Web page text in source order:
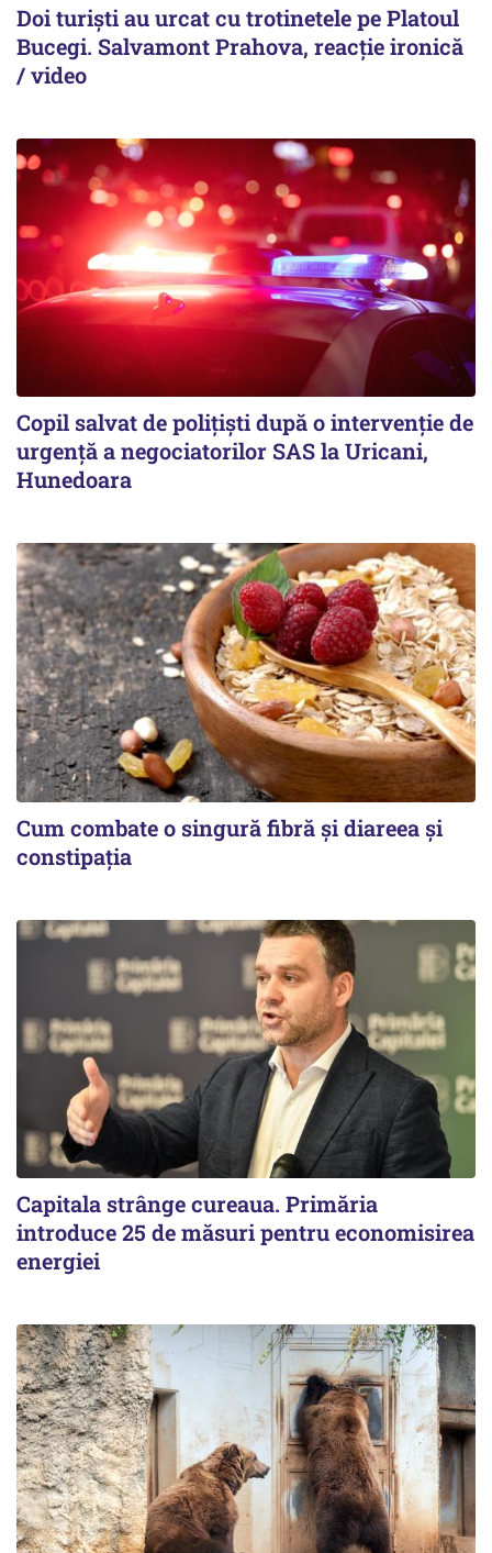
Doi turiști au urcat cu trotinetele pe Platoul
Bucegi. Salvamont Prahova, reacție ironică
/ video
Copil salvat de polițiști după o intervenție de
urgență a negociatorilor SAS la Uricani,
Hunedoara
Cum combate o singură fibră și diareea și
constipația
Capitala strânge cureaua. Primăria
introduce 25 de măsuri pentru economisirea
energiei